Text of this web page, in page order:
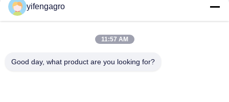
yifengagro
11:57 AM
Good day, what product are you looking for?